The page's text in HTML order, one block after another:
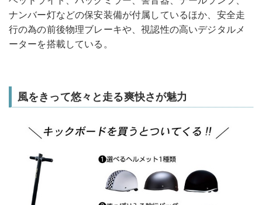
ナンバー灯などの保安装備が付属しているほか、安全走
行の為の前後物理ブレーキや、視認性の高いデジタルメ
ーターを搭載している。
風をきって悠々と走る爽快さが魅力